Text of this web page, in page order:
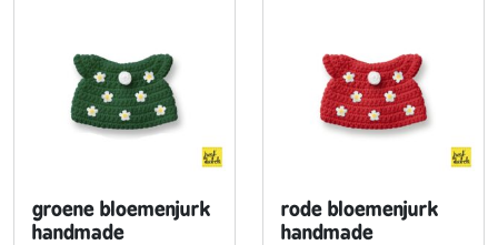
groene bloemenjurk
handmade
rode bloemenjurk
handmade